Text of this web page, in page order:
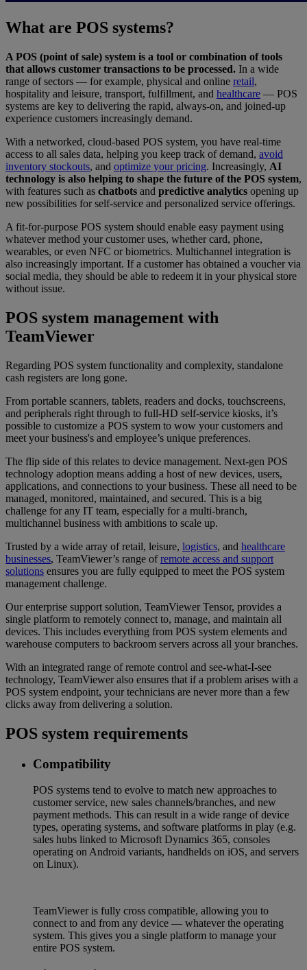
What are POS systems?
A POS (point of sale) system is a tool or combination of tools
that allows customer transactions to be processed. In a wide
range of sectors — for example, physical and online retail,
hospitality and leisure, transport, fulfillment, and healthcare — POS
systems are key to delivering the rapid, always-on, and joined-up
experience customers increasingly demand.
With a networked, cloud-based POS system, you have real-time
access to all sales data, helping you keep track of demand, avoid
inventory stockouts, and optimize your pricing. Increasingly, AI
technology is also helping to shape the future of the POS system,
with features such as chatbots and predictive analytics opening up
new possibilities for self-service and personalized service offerings.
A fit-for-purpose POS system should enable easy payment using
whatever method your customer uses, whether card, phone,
wearables, or even NFC or biometrics. Multichannel integration is
also increasingly important. If a customer has obtained a voucher via
social media, they should be able to redeem it in your physical store
without issue.
POS system management with
TeamViewer
Regarding POS system functionality and complexity, standalone
cash registers are long gone.
From portable scanners, tablets, readers and docks, touchscreens,
and peripherals right through to full-HD self-service kiosks, it’s
possible to customize a POS system to wow your customers and
meet your business's and employee’s unique preferences.
The flip side of this relates to device management. Next-gen POS
technology adoption means adding a host of new devices, users,
applications, and connections to your business. These all need to be
managed, monitored, maintained, and secured. This is a big
challenge for any IT team, especially for a multi-branch,
multichannel business with ambitions to scale up.
Trusted by a wide array of retail, leisure, logistics, and healthcare
businesses, TeamViewer’s range ofremote access and support
solutions ensures you are fully equipped to meet the POS system
management challenge.
Our enterprise support solution, TeamViewer Tensor, provides a
single platform to remotely connect to, manage, and maintain all
devices. This includes everything from POS system elements and
warehouse computers to backroom servers across all your branches.
With an integrated range of remote control and see-what-I-see
technology, TeamViewer also ensures that if a problem arises with a
POS system endpoint, your technicians are never more than a few
clicks away from delivering a solution.
POS system requirements
Compatibility
POS systems tend to evolve to match new approaches to
customer service, new sales channels/branches, and new
payment methods. This can result in a wide range of device
types, operating systems, and software platforms in play (e.g.
sales hubs linked to Microsoft Dynamics 365, consoles
operating on Android variants, handhelds on iOS, and servers
on Linux).
TeamViewer is fully cross compatible, allowing you to
connect to and from any device — whatever the operating
system. This gives you a single platform to manage your
entire POS system.